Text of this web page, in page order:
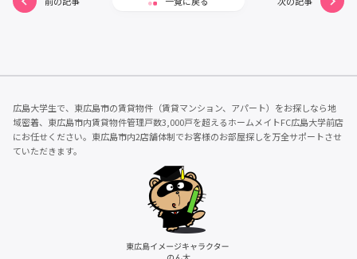
広島大学生で、東広島市の賃貸物件（賃貸マンション、アパート）をお探しなら地
域密着、東広島市内賃貸物件管理戸数3,000戸を超えるホームメイトFC広島大学前店
にお任せください。東広島市内2店舗体制でお客様のお部屋探しを万全サポートさせ
ていただきます。